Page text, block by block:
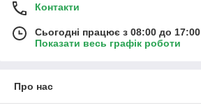
Контакти
Сьогодні працює з 08:00 до 17:00
Показати весь графік роботи
Про нас